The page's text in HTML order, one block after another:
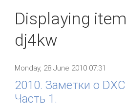
Displaying
dj4kw
Monday, 28 June 2010 07:31
2010. Заметки о
Часть 1.